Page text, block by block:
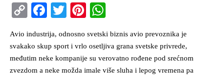
CopyFacebook
TwitterPinterest
Avio industrija, odnosno svetski biznis avio prevoznika je
svakako skup sport i vrlo osetljiva grana svetske privrede,
međutim neke kompanije su verovatno rođene pod srećnom
zvezdom a neke možda imale više sluha i lepog vremena pa